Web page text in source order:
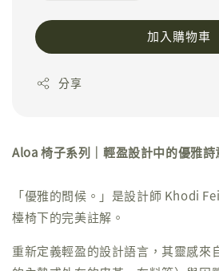
加入購物車
分享
Aloa 椅子系列｜輕盈設計中的優雅詩
「優雅的問候。」是設計師 Khodi
檯椅下的完美註解。
重新定義輕盈的設計語言，其靈感來